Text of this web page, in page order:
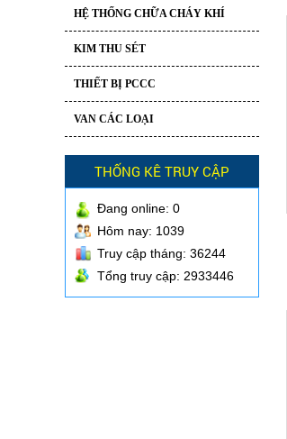
HỆ THỐNG CHỮA CHÁY KHÍ
KIM THU SÉT
THIẾT BỊ PCCC
VAN CÁC LOẠI
THỐNG KÊ TRUY CẬP
Đang online: 0
Hôm nay: 1039
Truy cập tháng: 36244
Tổng truy cập: 2933446